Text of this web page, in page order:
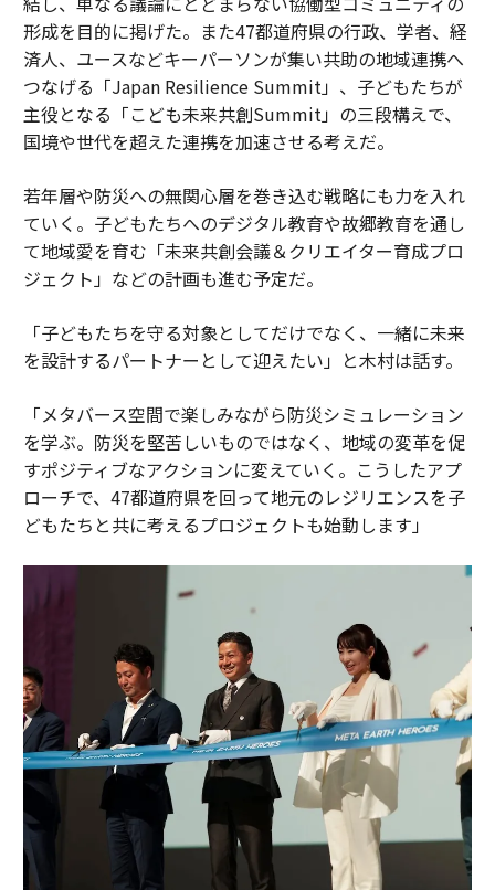
形成を目的に掲げた。また47都道府県の行政、学者、経
済人、ユースなどキーパーソンが集い共助の地域連携へ
つなげる「Japan Resilience Summit」、子どもたちが
主役となる「こども未来共創Summit」の三段構えで、
国境や世代を超えた連携を加速させる考えだ。
若年層や防災への無関心層を巻き込む戦略にも力を入れ
ていく。子どもたちへのデジタル教育や故郷教育を通し
て地域愛を育む「未来共創会議＆クリエイター育成プロ
ジェクト」などの計画も進む予定だ。
「子どもたちを守る対象としてだけでなく、一緒に未来
を設計するパートナーとして迎えたい」と木村は話す。
「メタバース空間で楽しみながら防災シミュレーション
を学ぶ。防災を堅苦しいものではなく、地域の変革を促
すポジティブなアクションに変えていく。こうしたアプ
ローチで、47都道府県を回って地元のレジリエンスを子
どもたちと共に考えるプロジェクトも始動します」